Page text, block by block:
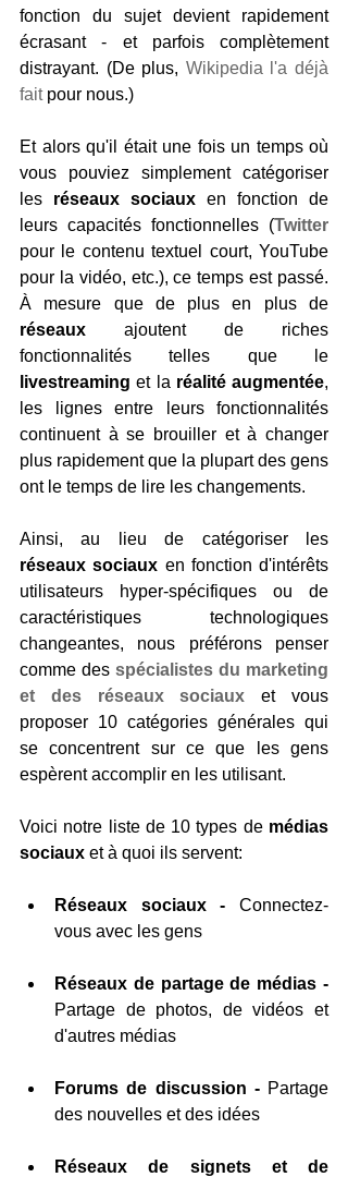
fonction du sujet devient rapidement
écrasant - et parfois complètement
distrayant. (De plus, Wikipedia l'a déjà
fait pour nous.)
Et alors qu'il était une fois un temps où
vous pouviez simplement catégoriser
les réseaux sociaux en fonction de
leurs capacités fonctionnelles (Twitter
pour le contenu textuel court, YouTube
pour la vidéo, etc.), ce temps est passé.
réseaux ajoutent de riches
livestreaming et la réalité augmentée,
les lignes entre leurs fonctionnalités
continuent à se brouiller et à changer
plus rapidement que la plupart des gens
ont le temps de lire les changements.
réseaux sociaux en fonction d'intérêts
utilisateurs hyper-spécifiques ou de
caractéristiques technologiques
changeantes, nous préférons penser
comme des spécialistes du marketing
et des réseaux sociaux et vous
proposer 10 catégories générales qui
se concentrent sur ce que les gens
espèrent accomplir en les utilisant.
Voici notre liste de 10 types de médias
sociaux et à quoi ils servent:
Réseaux sociaux - Connectez-
vous avec les gens
Partage de photos, de vidéos et
d'autres médias
Forums de discussion - Partage
des nouvelles et des idées
Réseaux de signets et de